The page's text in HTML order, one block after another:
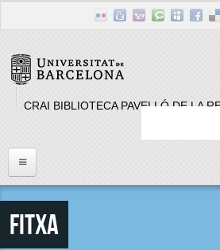
CRAI BIBLIOTECA PAVELLÓ DE LA
Inici
Llistat Publicacions periòdiques
Fitxa